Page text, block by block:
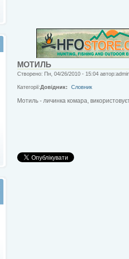
МОТИЛЬ
Створено: Пн, 04/26/2010 - 15:04
Категорії:Довідник: Словник
Мотиль - личинка комара,